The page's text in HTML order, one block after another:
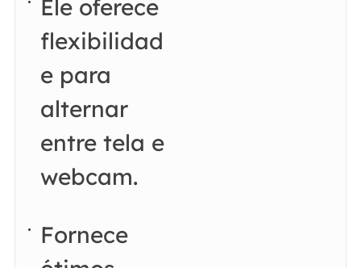
Ele oferece
flexibilidad
e para
alternar
entre tela e
webcam.
Fornece